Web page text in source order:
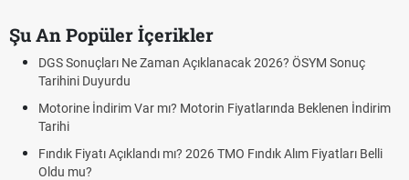
Şu An Popüler İçerikler
DGS Sonuçları Ne Zaman Açıklanacak 2026? ÖSYM Sonuç
Tarihini Duyurdu
Motorine İndirim Var mı? Motorin Fiyatlarında Beklenen İndirim
Tarihi
Fındık Fiyatı Açıklandı mı? 2026 TMO Fındık Alım Fiyatları Belli
Oldu mu?